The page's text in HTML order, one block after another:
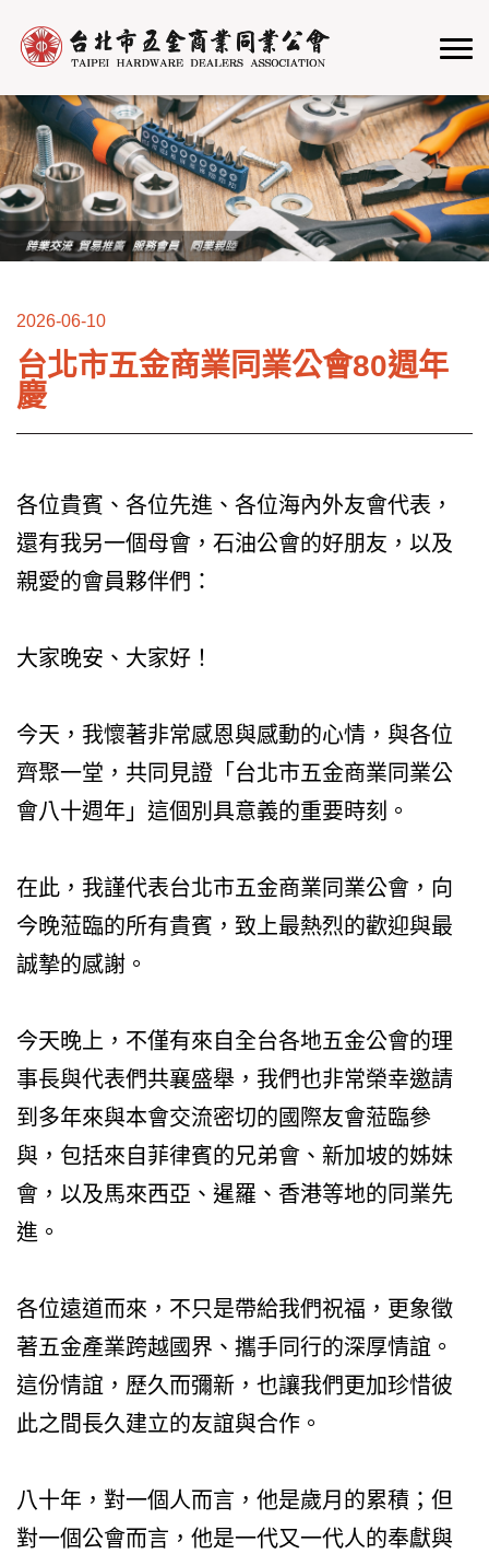
2026-06-10
台北市五金商業同業公會80週年
慶
各位貴賓、各位先進、各位海內外友會代表，
還有我另一個母會，石油公會的好朋友，以及
親愛的會員夥伴們：
大家晚安、大家好！
今天，我懷著非常感恩與感動的心情，與各位
齊聚一堂，共同見證「台北市五金商業同業公
會八十週年」這個別具意義的重要時刻。
在此，我謹代表台北市五金商業同業公會，向
今晚蒞臨的所有貴賓，致上最熱烈的歡迎與最
誠摯的感謝。
今天晚上，不僅有來自全台各地五金公會的理
事長與代表們共襄盛舉，我們也非常榮幸邀請
到多年來與本會交流密切的國際友會蒞臨參
與，包括來自菲律賓的兄弟會、新加坡的姊妹
會，以及馬來西亞、暹羅、香港等地的同業先
進。
各位遠道而來，不只是帶給我們祝福，更象徵
著五金產業跨越國界、攜手同行的深厚情誼。
這份情誼，歷久而彌新，也讓我們更加珍惜彼
此之間長久建立的友誼與合作。
八十年，對一個人而言，他是歲月的累積；但
對一個公會而言，他是一代又一代人的奉獻與